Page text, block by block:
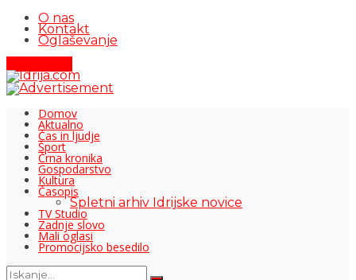
O nas
Kontakt
Oglaševanje
Domov
Aktualno
Čas in ljudje
Šport
Črna kronika
Gospodarstvo
Kultura
Časopis
Spletni arhiv Idrijske novice
TV Studio
Zadnje slovo
Mali oglasi
Promocijsko besedilo